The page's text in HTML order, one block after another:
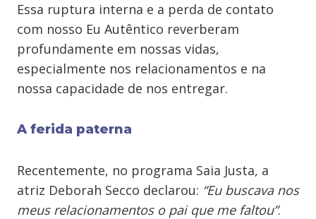
Essa ruptura interna e a perda de contato
com nosso Eu Autêntico reverberam
profundamente em nossas vidas,
especialmente nos relacionamentos e na
nossa capacidade de nos entregar.
A ferida paterna
Recentemente, no programa Saia Justa, a
atriz Deborah Secco declarou: “Eu buscava nos
meus relacionamentos o pai que me faltou”.